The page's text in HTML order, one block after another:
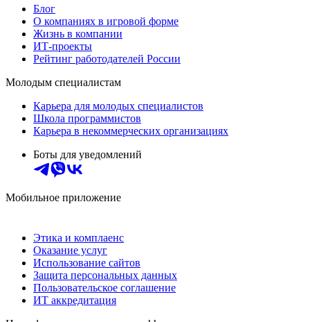
Блог
О компаниях в игровой форме
Жизнь в компании
ИТ-проекты
Рейтинг работодателей России
Молодым специалистам
Карьера для молодых специалистов
Школа программистов
Карьера в некоммерческих организациях
Боты для уведомлений
Мобильное приложение
Этика и комплаенс
Оказание услуг
Использование сайтов
Защита персональных данных
Пользовательское соглашение
ИТ аккредитация